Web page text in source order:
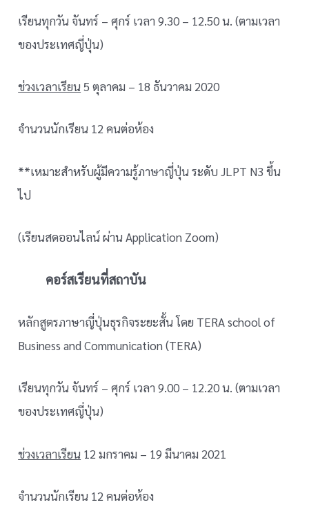
เรียนทุกวัน จันทร์ – ศุกร์ เวลา 9.30 – 12.50 น. (ตามเวลา
ของประเทศญี่ปุ่น)
ช่วงเวลาเรียน 5 ตุลาคม – 18 ธันวาคม 2020
จำนวนนักเรียน 12 คนต่อห้อง
**เหมาะสำหรับผู้มีความรู้ภาษาญี่ปุ่น ระดับ JLPT N3 ขึ้น
ไป
(เรียนสดออนไลน์ ผ่าน Application Zoom)
คอร์สเรียนที่สถาบัน
หลักสูตรภาษาญี่ปุ่นธุรกิจระยะสั้น โดย TERA school of
Business and Communication (TERA)
เรียนทุกวัน จันทร์ – ศุกร์ เวลา 9.00 – 12.20 น. (ตามเวลา
ของประเทศญี่ปุ่น)
ช่วงเวลาเรียน 12 มกราคม – 19 มีนาคม 2021
จำนวนนักเรียน 12 คนต่อห้อง